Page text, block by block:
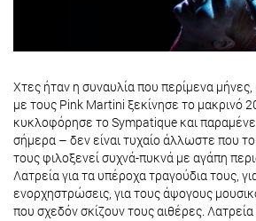
Χτες ήταν η συναυλία που περίμενα
με τους Pink Martini ξεκίνησε το μακρινό
κυκλοφόρησε το Sympatique και
σήμερα – δεν είναι τυχαίο άλλωστε που
τους φιλοξενεί συχνά-πυκνά με αγάπη
Λατρεία για τα υπέροχα τραγούδια τους,
ενορχηστρώσεις, για τους άψογους
που σχεδόν σκίζουν τους αιθέρες.